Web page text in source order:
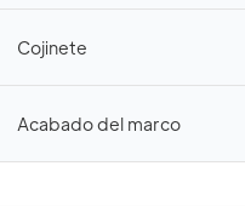
Cojinete
Acabado del marco